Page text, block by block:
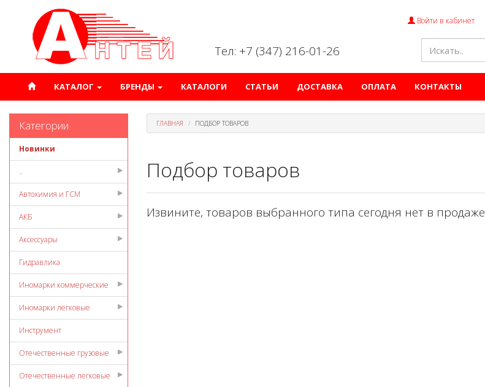
Войти в кабинет
Тел: +7 (347) 216-01-26
КАТАЛОГ БРЕНДЫ КАТАЛОГИ СТАТЬИ ДОСТАВКА ОПЛАТА КОНТАКТЫ
Категории
Новинки
..
Автохимия и ГСМ
АКБ
Аксессуары
Гидравлика
Иномарки коммерческие
Иномарки легковые
Инструмент
Отечественные грузовые
Отечественные легковые
ГЛАВНАЯ ПОДБОР ТОВАРОВ
Подбор товаров
Извините, товаров выбранного типа сегодня нет в продаже